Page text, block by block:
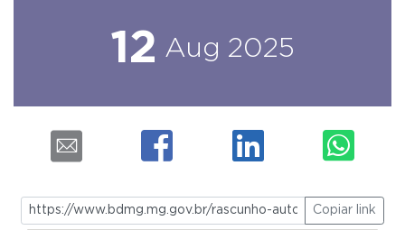
12 Aug 2025
Copiar link